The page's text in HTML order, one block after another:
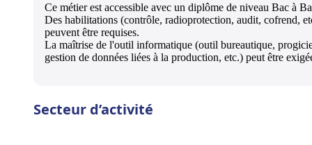
Ce métier est accessible avec un diplôme de niveau Bac à
Des habilitations (contrôle, radioprotection, audit, cofrend,
peuvent être requises.
La maîtrise de l'outil informatique (outil bureautique,
gestion de données liées à la production, etc.) peut être
Secteur d’activité